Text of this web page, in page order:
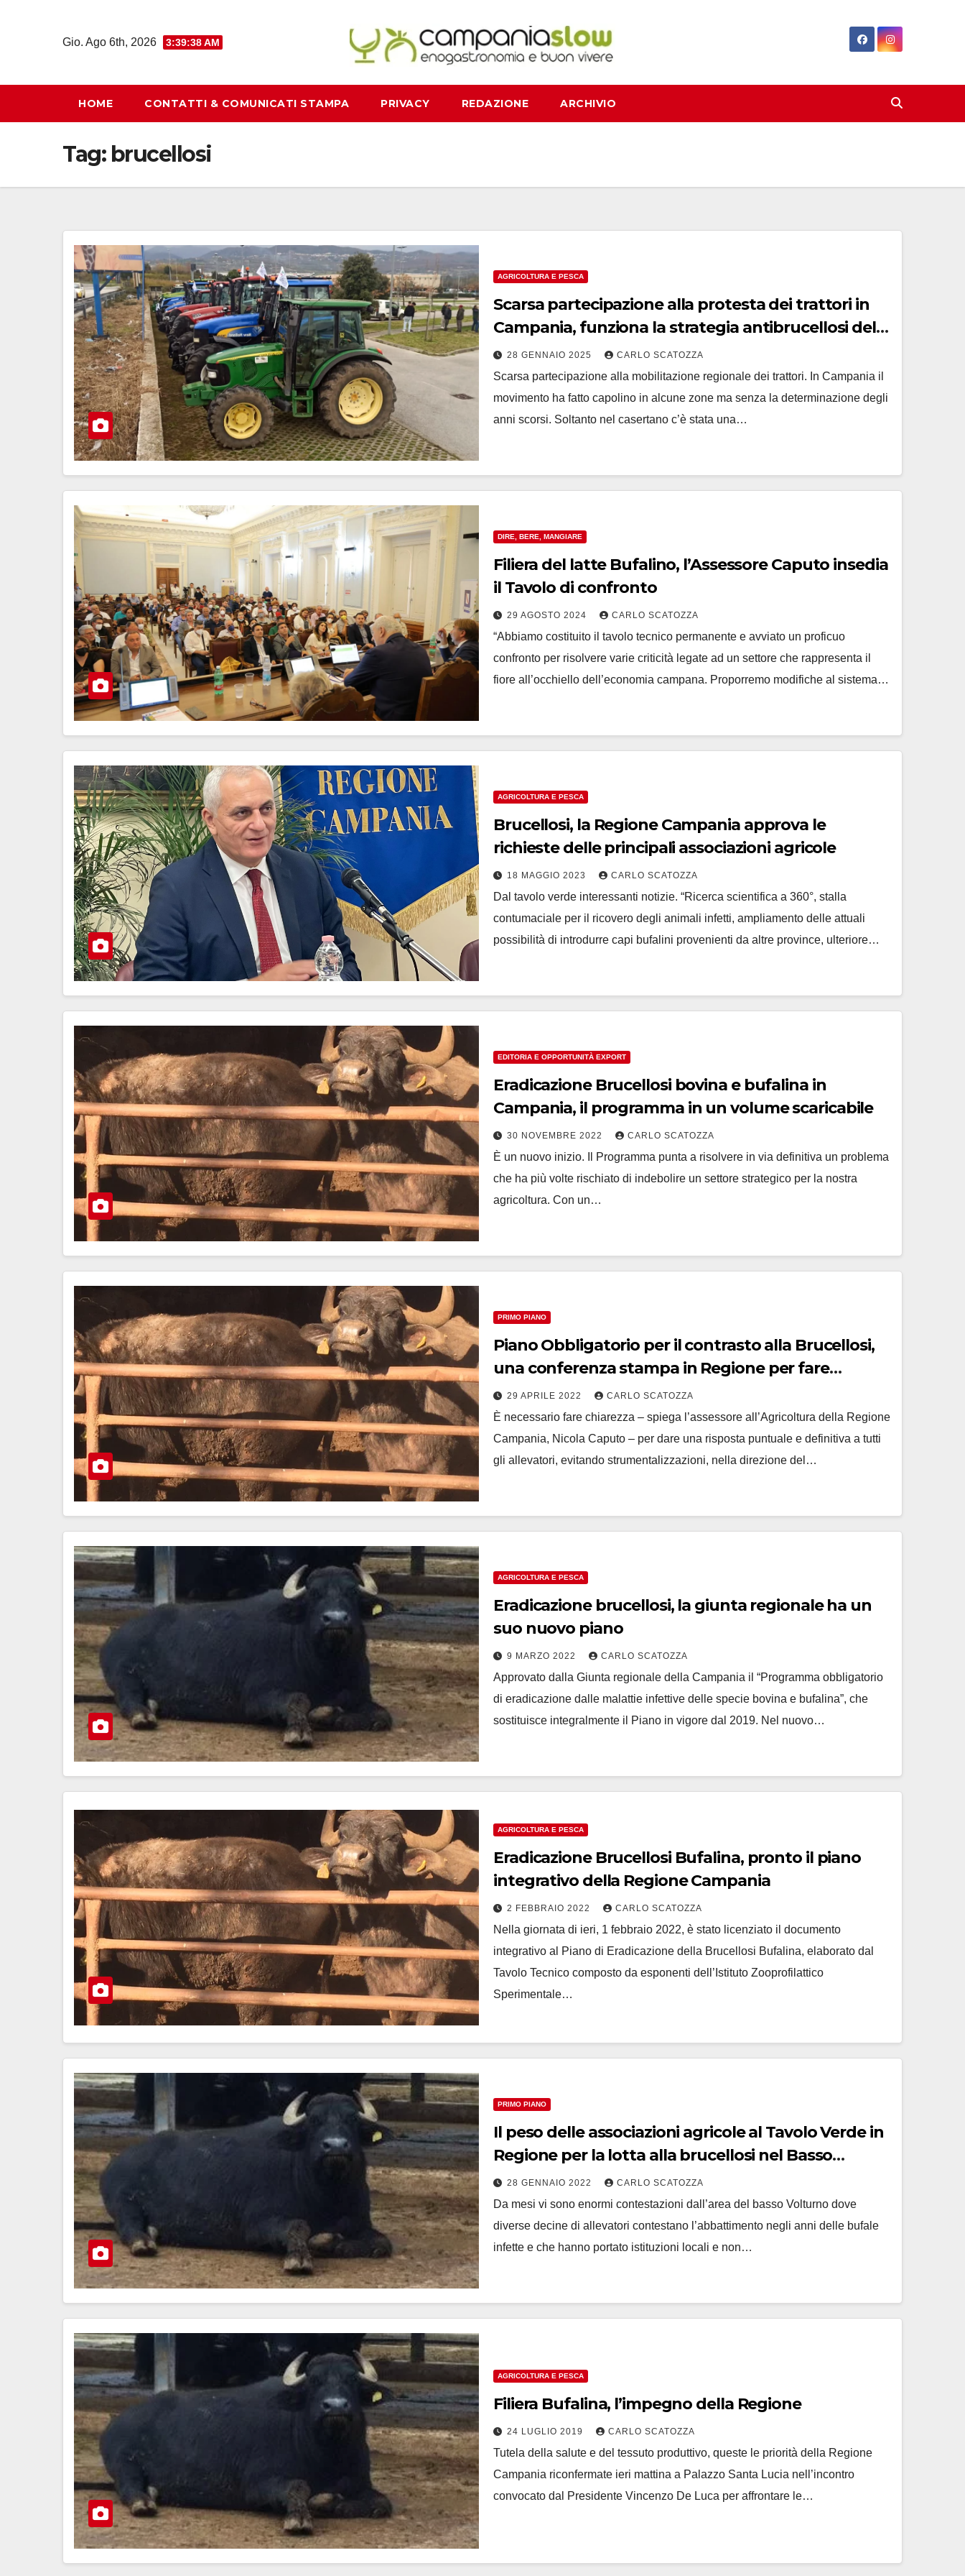
Gio. Ago 6th, 2026 3:39:39 AM
HOME CONTATTI & COMUNICATI STAMPA PRIVACY REDAZIONE ARCHIVIO
Tag: brucellosi
AGRICOLTURA E PESCA
Scarsa partecipazione alla protesta dei trattori in
Campania, funziona la strategia antibrucellosi della
Regione
28 GENNAIO 2025 CARLO SCATOZZA
Scarsa partecipazione alla mobilitazione regionale dei trattori. In Campania il
movimento ha fatto capolino in alcune zone ma senza la determinazione degli
anni scorsi. Soltanto nel casertano c’è stata una…
DIRE, BERE, MANGIARE
Filiera del latte Bufalino, l’Assessore Caputo insedia
il Tavolo di confronto
29 AGOSTO 2024 CARLO SCATOZZA
“Abbiamo costituito il tavolo tecnico permanente e avviato un proficuo
confronto per risolvere varie criticità legate ad un settore che rappresenta il
fiore all’occhiello dell’economia campana. Proporremo modifiche al sistema…
AGRICOLTURA E PESCA
Brucellosi, la Regione Campania approva le
richieste delle principali associazioni agricole
18 MAGGIO 2023 CARLO SCATOZZA
Dal tavolo verde interessanti notizie. “Ricerca scientifica a 360°, stalla
contumaciale per il ricovero degli animali infetti, ampliamento delle attuali
possibilità di introdurre capi bufalini provenienti da altre province, ulteriore…
EDITORIA E OPPORTUNITÀ EXPORT
Eradicazione Brucellosi bovina e bufalina in
Campania, il programma in un volume scaricabile
30 NOVEMBRE 2022 CARLO SCATOZZA
È un nuovo inizio. Il Programma punta a risolvere in via definitiva un problema
che ha più volte rischiato di indebolire un settore strategico per la nostra
agricoltura. Con un…
PRIMO PIANO
Piano Obbligatorio per il contrasto alla Brucellosi,
una conferenza stampa in Regione per fare
chiarezza
29 APRILE 2022 CARLO SCATOZZA
È necessario fare chiarezza – spiega l’assessore all’Agricoltura della Regione
Campania, Nicola Caputo – per dare una risposta puntuale e definitiva a tutti
gli allevatori, evitando strumentalizzazioni, nella direzione del…
AGRICOLTURA E PESCA
Eradicazione brucellosi, la giunta regionale ha un
suo nuovo piano
9 MARZO 2022 CARLO SCATOZZA
Approvato dalla Giunta regionale della Campania il “Programma obbligatorio
di eradicazione dalle malattie infettive delle specie bovina e bufalina”, che
sostituisce integralmente il Piano in vigore dal 2019. Nel nuovo…
AGRICOLTURA E PESCA
Eradicazione Brucellosi Bufalina, pronto il piano
integrativo della Regione Campania
2 FEBBRAIO 2022 CARLO SCATOZZA
Nella giornata di ieri, 1 febbraio 2022, è stato licenziato il documento
integrativo al Piano di Eradicazione della Brucellosi Bufalina, elaborato dal
Tavolo Tecnico composto da esponenti dell’Istituto Zooprofilattico
Sperimentale…
PRIMO PIANO
Il peso delle associazioni agricole al Tavolo Verde in
Regione per la lotta alla brucellosi nel Basso
Volturno
28 GENNAIO 2022 CARLO SCATOZZA
Da mesi vi sono enormi contestazioni dall’area del basso Volturno dove
diverse decine di allevatori contestano l’abbattimento negli anni delle bufale
infette e che hanno portato istituzioni locali e non…
AGRICOLTURA E PESCA
Filiera Bufalina, l’impegno della Regione
24 LUGLIO 2019 CARLO SCATOZZA
Tutela della salute e del tessuto produttivo, queste le priorità della Regione
Campania riconfermate ieri mattina a Palazzo Santa Lucia nell’incontro
convocato dal Presidente Vincenzo De Luca per affrontare le…